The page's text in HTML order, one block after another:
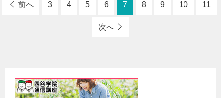
前へ 3 4 5 6 7 8 9 10 11
次へ